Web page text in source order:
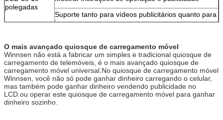
polegadas
Suporte tanto para vídeos publicitários quanto para
imagens
Suporte de interface de usuário personalizada
Ecrã de toque
de 19
polegadas
Torne o quiosque de carregamento móvel Winnsen
fácil de usar
Computador
Sistema informático industrial estável, reduzir a sua
O mais avançado quiosque de carregamento móvel
Winnsen não está a fabricar um simples e tradicional quiosque de
carregamento de telemóveis, é o mais avançado quiosque de
carregamento móvel universal.No quiosque de carregamento móvel
Winnsen, você não só pode ganhar dinheiro carregando o celular,
mas também pode ganhar dinheiro vendendo publicidade no
LCD.ou operar este quiosque de carregamento móvel para ganhar
dinheiro sozinho.